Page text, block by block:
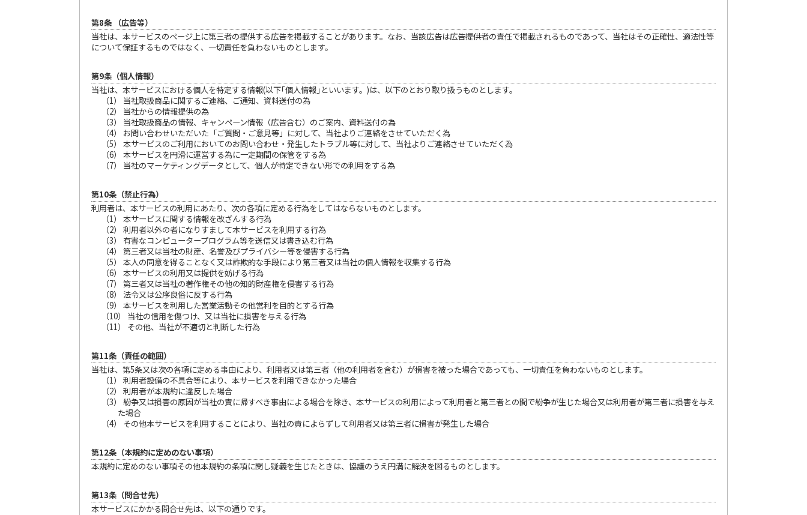
第8条 （広告等）
当社は、本サービスのページ上に第三者の提供する広告を掲載することがあります。なお、当該広告は広告提供者の責任で掲載されるものであって、当社はその正確性、適法性等
について保証するものではなく、一切責任を負わないものとします。
第9条（個人情報）
当社は、本サービスにおける個人を特定する情報(以下｢個人情報｣といいます。)は、以下のとおり取り扱うものとします。
（1） 当社取扱商品に関するご連絡、ご通知、資料送付の為
（2） 当社からの情報提供の為
（3） 当社取扱商品の情報、キャンペーン情報（広告含む）のご案内、資料送付の為
（4） お問い合わせいただいた「ご質問・ご意見等」に対して、当社よりご連絡をさせていただく為
（5） 本サービスのご利用においてのお問い合わせ・発生したトラブル等に対して、当社よりご連絡させていただく為
（6） 本サービスを円滑に運営する為に一定期間の保管をする為
（7） 当社のマーケティングデータとして、個人が特定できない形での利用をする為
第10条（禁止行為）
利用者は、本サービスの利用にあたり、次の各項に定める行為をしてはならないものとします。
（1） 本サービスに関する情報を改ざんする行為
（2） 利用者以外の者になりすまして本サービスを利用する行為
（3） 有害なコンピュータープログラム等を送信又は書き込む行為
（4） 第三者又は当社の財産、名誉及びプライバシー等を侵害する行為
（5） 本人の同意を得ることなく又は詐欺的な手段により第三者又は当社の個人情報を収集する行為
（6） 本サービスの利用又は提供を妨げる行為
（7） 第三者又は当社の著作権その他の知的財産権を侵害する行為
（8） 法令又は公序良俗に反する行為
（9） 本サービスを利用した営業活動その他営利を目的とする行為
（10） 当社の信用を傷つけ、又は当社に損害を与える行為
（11） その他、当社が不適切と判断した行為
第11条（責任の範囲）
当社は、第5条又は次の各項に定める事由により、利用者又は第三者（他の利用者を含む）が損害を被った場合であっても、一切責任を負わないものとします。
（1） 利用者設備の不具合等により、本サービスを利用できなかった場合
（2） 利用者が本規約に違反した場合
（3） 紛争又は損害の原因が当社の責に帰すべき事由による場合を除き、本サービスの利用によって利用者と第三者との間で紛争が生じた場合又は利用者が第三者に損害を与え
た場合
（4） その他本サービスを利用することにより、当社の責によらずして利用者又は第三者に損害が発生した場合
第12条（本規約に定めのない事項）
本規約に定めのない事項その他本規約の条項に関し疑義を生じたときは、協議のうえ円満に解決を図るものとします。
第13条（問合せ先）
本サービスにかかる問合せ先は、以下の通りです。